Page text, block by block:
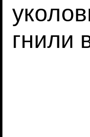
гнили